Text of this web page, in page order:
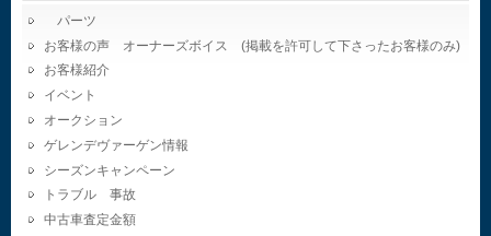
パーツ
お客様の声 オーナーズボイス (掲載を許可して下さったお客様のみ)
お客様紹介
イベント
オークション
ゲレンデヴァーゲン情報
シーズンキャンペーン
トラブル 事故
中古車査定金額